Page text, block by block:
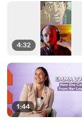
4:32
1:44